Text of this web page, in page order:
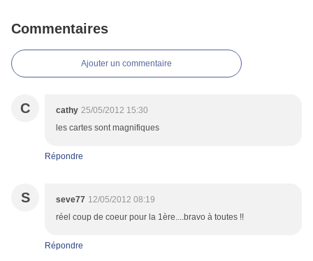
Commentaires
Ajouter un commentaire
C cathy 25/05/2012 15:30
les cartes sont magnifiques
Répondre
S seve77 12/05/2012 08:19
réel coup de coeur pour la 1ère....bravo à toutes !!
Répondre